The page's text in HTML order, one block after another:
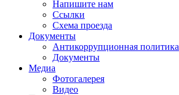
Напишите нам
Ссылки
Схема проезда
Документы
Антикоррупционная политика
Документы
Медиа
Фотогалерея
Видео